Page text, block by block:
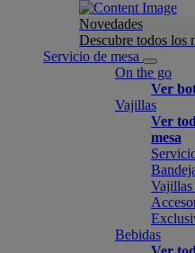
Novedades
Descubre todos los
Servicio de mesa
On the go
Ver
Vajillas
Ver
mesa
Vajillas
Bebidas